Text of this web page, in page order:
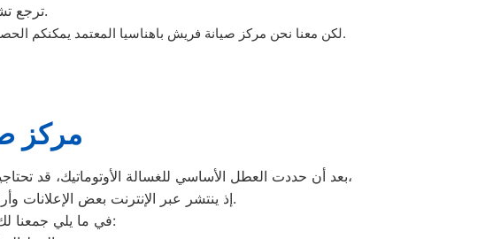
ترجع تشتغل بكفاءة عالية وتدوم معاك أطول فترة ممكنة.
لكن معنا نحن مركز صيانة فريش باهناسيا المعتمد يمكنكم.
مركز
بعد أن حددت العطل الأساسي للغسالة الأوتوماتيك، قد،
إذ ينتشر عبر الإنترنت بعض الإعلانات وأرقام التليفونات الوهمية لشركات صيانة غير معروفة، ما قد يعرضك لعمليات النصب.
في ما يلي جمعنا لك أرقام صيانة الغسالة الأوتوماتيك لأشهر الماركات في اهناسيا: